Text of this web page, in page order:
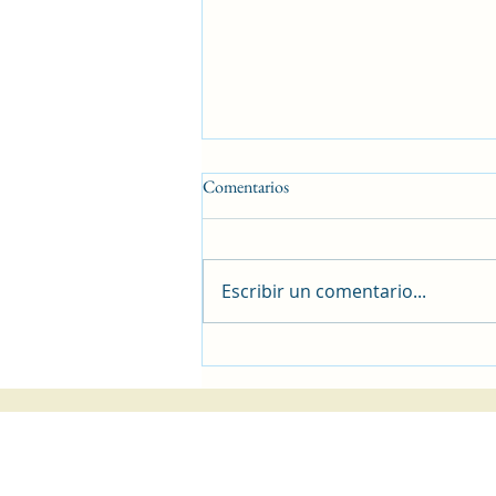
Comentarios
Escribir un comentario...